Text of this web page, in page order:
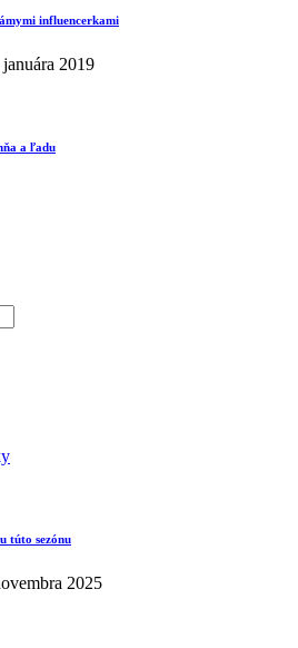
influencerkami
januára 2019
a ľadu
túto sezónu
2025